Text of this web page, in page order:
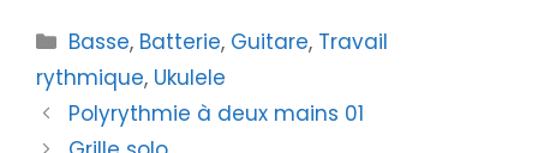
Catégories
Basse, Batterie, Guitare, Travail
rythmique, Ukulele
Polyrythmie à deux mains 01